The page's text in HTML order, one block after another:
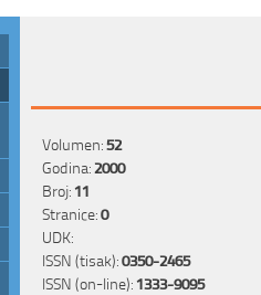
Volumen:52
Godina:2000
Broj:11
Stranice:0
UDK:
ISSN (tisak):0350-2465
ISSN (on-line):1333-9095